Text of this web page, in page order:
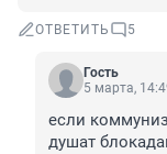
ОТВЕТИТЬ 5
Гость
5 марта,
если
душат